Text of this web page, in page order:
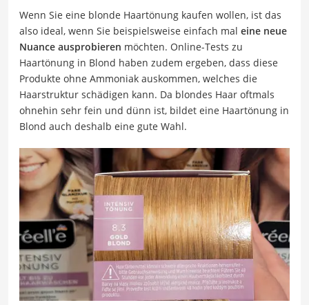
Wenn Sie eine blonde Haartönung kaufen wollen, ist das
also ideal, wenn Sie beispielsweise einfach mal eine neue
Nuance ausprobieren möchten. Online-Tests zu
Haartönung in Blond haben zudem ergeben, dass diese
Produkte ohne Ammoniak auskommen, welches die
Haarstruktur schädigen kann. Da blondes Haar oftmals
ohnehin sehr fein und dünn ist, bildet eine Haartönung in
Blond auch deshalb eine gute Wahl.